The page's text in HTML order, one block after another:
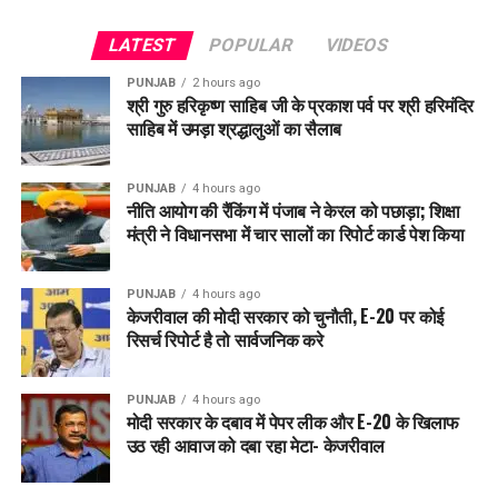
LATEST POPULAR VIDEOS
PUNJAB 2 hours ago
श्री गुरु हरिकृष्ण साहिब जी के प्रकाश पर्व पर श्री हरिमंदिर
साहिब में उमड़ा श्रद्धालुओं का सैलाब
PUNJAB 4 hours ago
नीति आयोग की रैंकिंग में पंजाब ने केरल को पछाड़ा; शिक्षा
मंत्री ने विधानसभा में चार सालों का रिपोर्ट कार्ड पेश किया
PUNJAB 4 hours ago
केजरीवाल की मोदी सरकार को चुनौती, E-20 पर कोई
रिसर्च रिपोर्ट है तो सार्वजनिक करे
PUNJAB 4 hours ago
मोदी सरकार के दबाव में पेपर लीक और E-20 के खिलाफ
उठ रही आवाज को दबा रहा मेटा- केजरीवाल